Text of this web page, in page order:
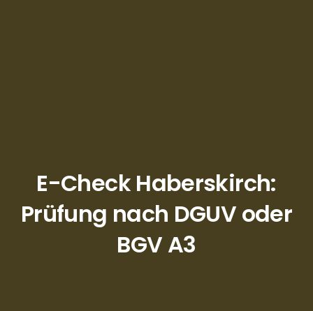
E-Check Haberskirch:
Prüfung nach DGUV oder
BGV A3